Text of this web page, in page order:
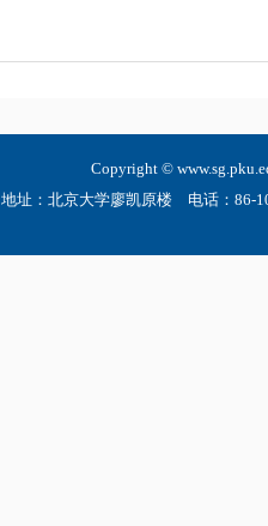
Copyright ©
地址：北京大学廖凯原楼 电话：86-